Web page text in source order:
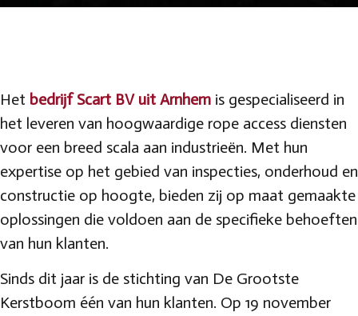
Het bedrijf Scart BV uit Arnhem is gespecialiseerd in
het leveren van hoogwaardige rope access diensten
voor een breed scala aan industrieën. Met hun
expertise op het gebied van inspecties, onderhoud en
constructie op hoogte, bieden zij op maat gemaakte
oplossingen die voldoen aan de specifieke behoeften
van hun klanten.
Sinds dit jaar is de stichting van De Grootste
Kerstboom één van hun klanten. Op 19 november